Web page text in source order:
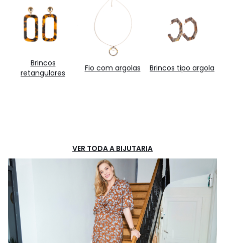
Brincos
retangulares
Fio com argolas Brincos tipo argola
VER TODA A BIJUTARIA